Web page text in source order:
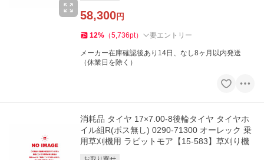
58,300円
12% （5,736pt） 要エントリー
メーカー在庫確認後あり14日、なし8ヶ月以内発送
（休業日を除く）
消耗品 タイヤ 17×7.00-8後輪タイヤ タイヤホ
イル組R(ボス無し) 0290-71300 オーレック 乗
用草刈機用 ラビットモア【15-583】草刈り機